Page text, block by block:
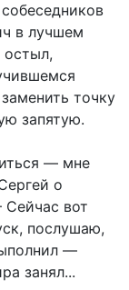
в лучшем
остыл,
точку
запятую.
— мне
о
Сейчас вот
послушаю,
—
занял...